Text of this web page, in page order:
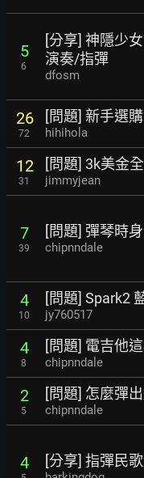
5
6
[分享] 神隱少
演奏/指彈
dfosm
26
72
[問題] 新手選
hihihola
12
31
[問題] 3k美金
jimmyjean
7
39
[問題] 彈琴時
chipnndale
4
10
[問題] Spark2
jy760517
4
8
[問題] 電吉他
chipnndale
2
5
[問題] 怎麼彈
chipnndale
4 [分享] 指彈民